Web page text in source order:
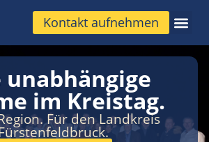
Kontakt aufnehmen
unabhängige
im Kreistag.
Für den Landkreis